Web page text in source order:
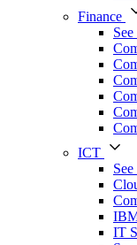
Finance
ICT
IT